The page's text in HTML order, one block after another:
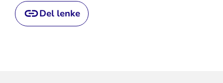
Del lenke